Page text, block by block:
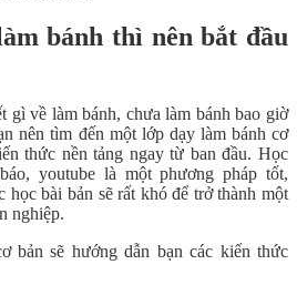
bánh thì nên bắt đầu
gì về làm bánh, chưa làm bánh bao giờ
nên tìm đến một lớp dạy làm bánh cơ
thức nền tảng ngay từ ban đầu. Học
youtube là một phương pháp tốt,
học bài bản sẽ rất khó để trở thành một
nghiệp.
bản sẽ hướng dẫn bạn các kiến thức